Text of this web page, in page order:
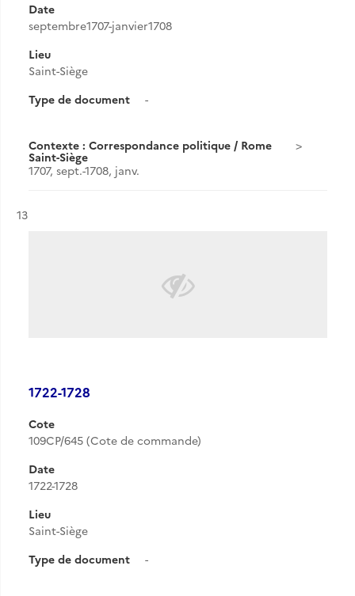
Date
septembre1707-janvier1708
Lieu
Saint-Siège
Type de document
-
Contexte : Correspondance politique / Rome
Saint-Siège
1707, sept.-1708, janv.
Résultat n°
13
1722-1728
Cote
109CP/645 (Cote de commande)
Date
1722-1728
Lieu
Saint-Siège
Type de document
-